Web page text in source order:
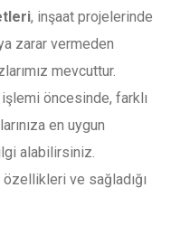
, inşaat projelerinde
zarar vermeden
mevcuttur.
işlemi öncesinde, farklı
en uygun
alabilirsiniz.
özellikleri ve sağladığı